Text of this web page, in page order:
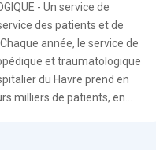
- Un service de
des patients et de
année, le service de
et traumatologique
du Havre prend en
milliers de patients, en...